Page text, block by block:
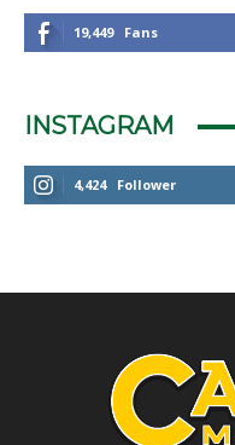
19,449 Fans
INSTAGRAM
4,424 Follower